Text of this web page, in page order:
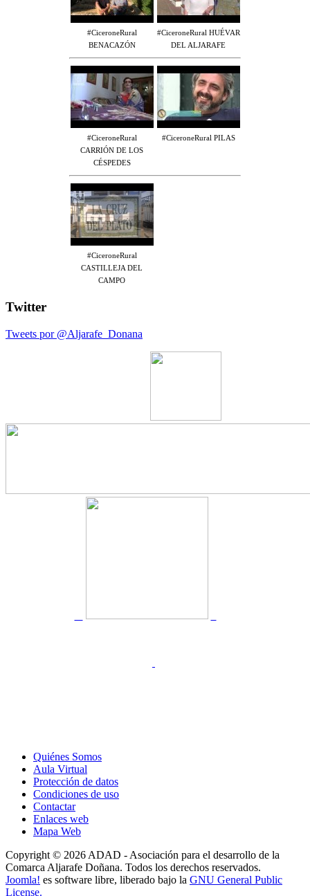
#CiceroneRural
BENACAZÓN
#CiceroneRural HUÉVAR
DEL ALJARAFE
#CiceroneRural
CARRIÓN DE LOS
CÉSPEDES
#CiceroneRural PILAS
#CiceroneRural
CASTILLEJA DEL
CAMPO
Twitter
Tweets por @Aljarafe_Donana
Quiénes Somos
Aula Virtual
Protección de datos
Condiciones de uso
Contactar
Enlaces web
Mapa Web
Copyright © 2026 ADAD - Asociación para el desarrollo de la
Comarca Aljarafe Doñana. Todos los derechos reservados.
Joomla! es software libre, liberado bajo la GNU General Public
License.